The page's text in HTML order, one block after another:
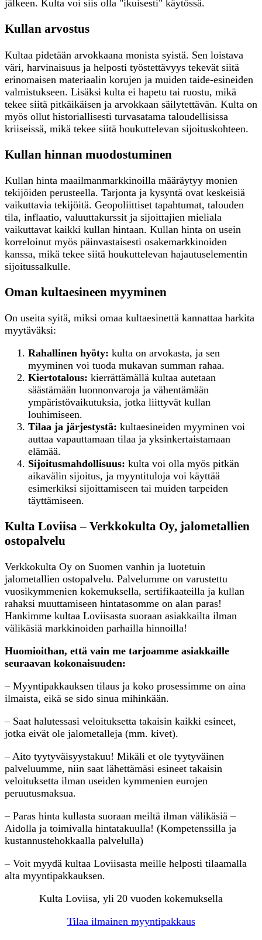
jälkeen. Kulta voi siis olla "ikuisesti" käytössä.
Kullan arvostus
Kultaa pidetään arvokkaana monista syistä. Sen loistava
väri, harvinaisuus ja helposti työstettävyys tekevät siitä
erinomaisen materiaalin korujen ja muiden taide-esineiden
valmistukseen. Lisäksi kulta ei hapetu tai ruostu, mikä
tekee siitä pitkäikäisen ja arvokkaan säilytettävän. Kulta on
myös ollut historiallisesti turvasatama taloudellisissa
kriiseissä, mikä tekee siitä houkuttelevan sijoituskohteen.
Kullan hinnan muodostuminen
Kullan hinta maailmanmarkkinoilla määräytyy monien
tekijöiden perusteella. Tarjonta ja kysyntä ovat keskeisiä
vaikuttavia tekijöitä. Geopoliittiset tapahtumat, talouden
tila, inflaatio, valuuttakurssit ja sijoittajien mieliala
vaikuttavat kaikki kullan hintaan. Kullan hinta on usein
korreloinut myös päinvastaisesti osakemarkkinoiden
kanssa, mikä tekee siitä houkuttelevan hajautuselementin
sijoitussalkulle.
Oman kultaesineen myyminen
On useita syitä, miksi omaa kultaesinettä kannattaa harkita
myytäväksi:
Rahallinen hyöty: kulta on arvokasta, ja sen
myyminen voi tuoda mukavan summan rahaa.
Kiertotalous: kierrättämällä kultaa autetaan
säästämään luonnonvaroja ja vähentämään
ympäristövaikutuksia, jotka liittyvät kullan
louhimiseen.
Tilaa ja järjestystä: kultaesineiden myyminen voi
auttaa vapauttamaan tilaa ja yksinkertaistamaan
elämää.
Sijoitusmahdollisuus: kulta voi olla myös pitkän
aikavälin sijoitus, ja myyntituloja voi käyttää
esimerkiksi sijoittamiseen tai muiden tarpeiden
täyttämiseen.
Kulta Loviisa – Verkkokulta Oy, jalometallien
ostopalvelu
Verkkokulta Oy on Suomen vanhin ja luotetuin
jalometallien ostopalvelu. Palvelumme on varustettu
vuosikymmenien kokemuksella, sertifikaateilla ja kullan
rahaksi muuttamiseen hintatasomme on alan paras!
Hankimme kultaa Loviisasta suoraan asiakkailta ilman
välikäsiä markkinoiden parhailla hinnoilla!
Huomioithan, että vain me tarjoamme asiakkaille
seuraavan kokonaisuuden:
– Myyntipakkauksen tilaus ja koko prosessimme on aina
ilmaista, eikä se sido sinua mihinkään.
– Saat halutessasi veloituksetta takaisin kaikki esineet,
jotka eivät ole jalometalleja (mm. kivet).
– Aito tyytyväisyystakuu! Mikäli et ole tyytyväinen
palveluumme, niin saat lähettämäsi esineet takaisin
veloituksetta ilman useiden kymmenien eurojen
peruutusmaksua.
– Paras hinta kullasta suoraan meiltä ilman välikäsiä –
Aidolla ja toimivalla hintatakuulla! (Kompetenssilla ja
kustannustehokkaalla palvelulla)
– Voit myydä kultaa Loviisasta meille helposti tilaamalla
alta myyntipakkauksen.
Kulta Loviisa, yli 20 vuoden kokemuksella
Tilaa ilmainen myyntipakkaus